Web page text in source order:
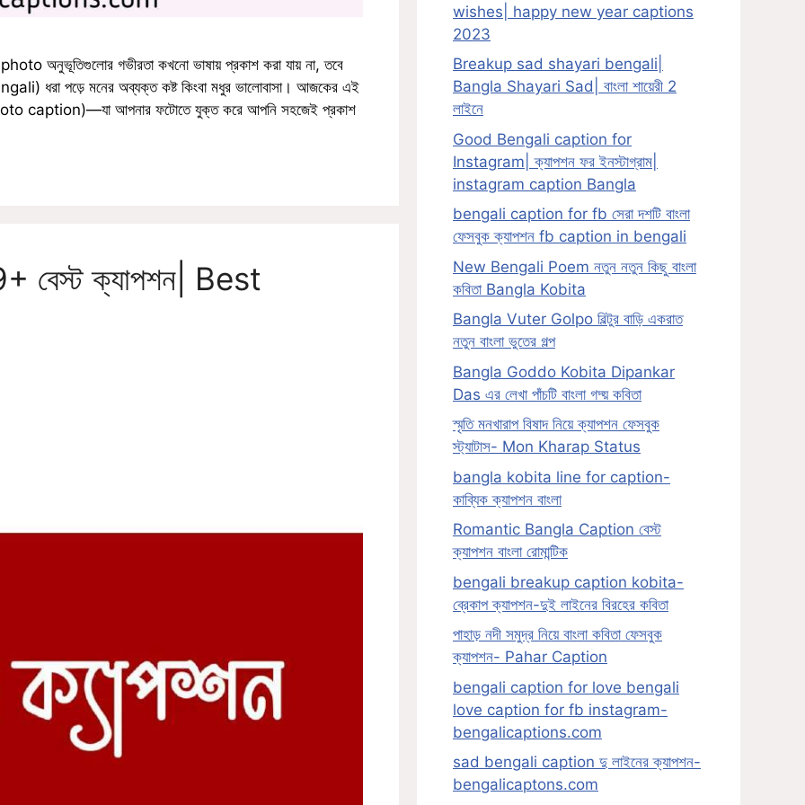
গভীরতা কখনো ভাষায় প্রকাশ করা যায় না, তবে
ধরা পড়ে মনের অব্যক্ত কষ্ট কিংবা মধুর ভালোবাসা। আজকের এই
(photo caption)—যা আপনার ফটোতে যুক্ত করে আপনি সহজেই প্রকাশ
ক্যাপশন| Best
wishes| happy new year captions
2023
Breakup sad shayari bengali|
Bangla Shayari Sad| বাংলা শায়েরী 2
লাইনে
Good Bengali caption for
Instagram| ক্যাপশন ফর ইনস্টাগ্রাম|
instagram caption Bangla
bengali caption for fb সেরা দশটি বাংলা
ফেসবুক ক্যাপশন fb caption in bengali
New Bengali Poem নতুন নতুন কিছু বাংলা
কবিতা Bangla Kobita
Bangla Vuter Golpo বিল্টুর বাড়ি একরাত
নতুন বাংলা ভুতের গল্প
Bangla Goddo Kobita Dipankar
Das এর লেখা পাঁচটি বাংলা গদ্য় কবিতা
স্মৃতি মনখারাপ বিষাদ নিয়ে ক্যাপশন ফেসবুক
স্ট্যাটাস- Mon Kharap Status
bangla kobita line for caption-
কাব্যিক ক্যাপশন বাংলা
Romantic Bangla Caption বেস্ট
ক্যাপশন বাংলা রোমান্টিক
bengali breakup caption kobita-
ব্রেকাপ ক্যাপশন-দুই লাইনের বিরহের কবিতা
পাহাড় নদী সমুদ্র নিয়ে বাংলা কবিতা ফেসবুক
ক্যাপশন- Pahar Caption
bengali caption for love bengali
love caption for fb instagram-
bengalicaptions.com
sad bengali caption দু লাইনের ক্যাপশন-
bengalicaptons.com